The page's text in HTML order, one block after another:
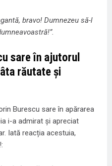
bravo! Dumnezeu să-l
sare în ajutorul
răutate și
Burescu sare în apărarea
i-a admirat și apreciat
Iată reacția acestuia,